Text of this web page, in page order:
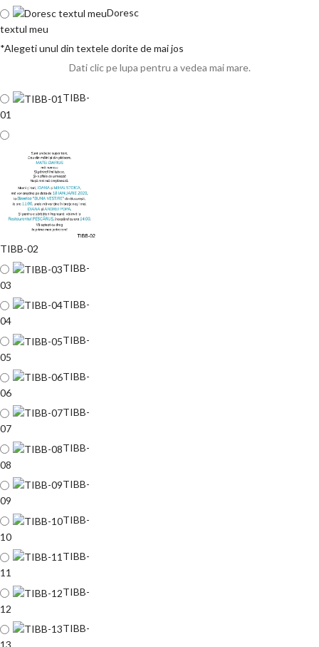
Doresc
textul meu
*Alegeti unul din textele dorite de mai jos
Dati clic pe lupa pentru a vedea mai mare.
TIBB-
01
TIBB-02
TIBB-
03
TIBB-
04
TIBB-
05
TIBB-
06
TIBB-
07
TIBB-
08
TIBB-
09
TIBB-
10
TIBB-
11
TIBB-
12
TIBB-